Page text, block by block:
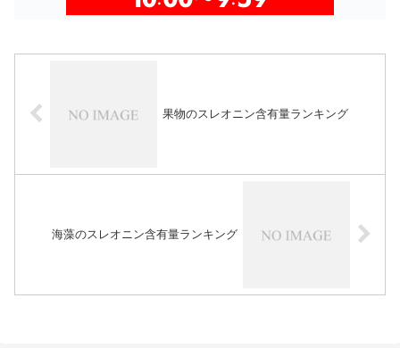
果物のスレオニン含有量ランキング
海藻のスレオニン含有量ランキング